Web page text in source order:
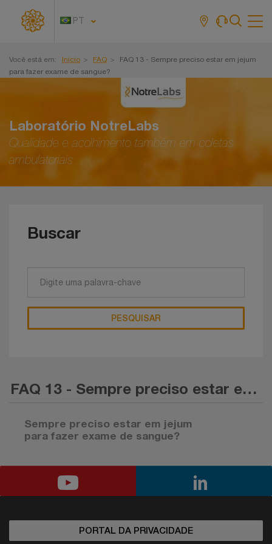
PT
Você está em: Início FAQ
FAQ 13 - Sempre preciso estar em jejum
para fazer exame de sangue?
Laboratório NotreLabs
Qualidade e acolhimento também em coletas
ambulatoriais
Buscar
PESQUISAR
FAQ 13 - Sempre preciso estar em jejum para fazer exame de sangue?
Sempre preciso estar em jejum
para fazer exame de sangue?
Não. Para alguns exames, o jejum é muito importante,
como glicemia e triglicérides; para os demais nem tanto.
PORTAL DA PRIVACIDADE